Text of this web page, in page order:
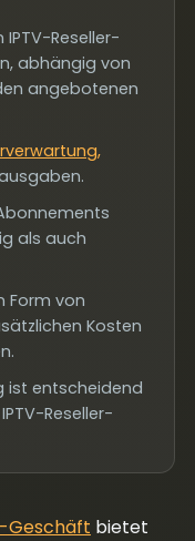
Reseller-
abhängig von
angebotenen
als auch
Form von
Kosten
ist entscheidend
Reseller-
Geschäft bietet